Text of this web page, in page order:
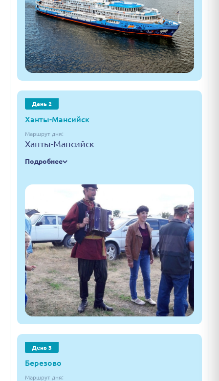
День 2
Ханты-Мансийск
Маршрут дня:
Ханты-Мансийск
Подробнее
День 3
Березово
Маршрут дня: